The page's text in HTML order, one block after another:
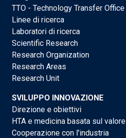
TTO - Technology Transfer Office
Linee di ricerca
Laboratori di ricerca
Scientific Research
Research Organization
Research Areas
Research Unit
SVILUPPO INNOVAZIONE
Direzione e obiettivi
HTA e medicina basata sul valore
Cooperazione con l'industria